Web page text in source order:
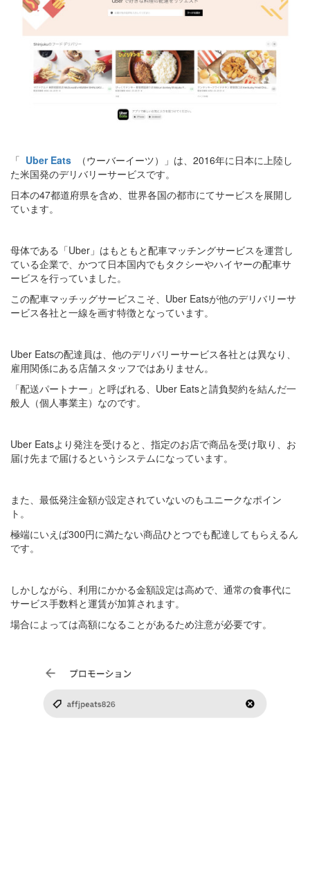
「 Uber Eats
（ウーバーイーツ）」は、2016年に日本に上陸し
た米国発のデリバリーサービスです。
日本の47都道府県を含め、世界各国の都市にてサービスを展開し
ています。
母体である「Uber」はもともと配車マッチングサービスを運営し
ている企業で、かつて日本国内でもタクシーやハイヤーの配車サ
ービスを行っていました。
この配車マッチッグサービスこそ、Uber Eatsが他のデリバリーサ
ービス各社と一線を画す特徴となっています。
Uber Eatsの配達員は、他のデリバリーサービス各社とは異なり、
雇用関係にある店舗スタッフではありません。
「配送パートナー」と呼ばれる、Uber Eatsと請負契約を結んだ一
般人（個人事業主）なのです。
Uber Eatsより発注を受けると、指定のお店で商品を受け取り、お
届け先まで届けるというシステムになっています。
また、最低発注金額が設定されていないのもユニークなポイン
ト。
極端にいえば300円に満たない商品ひとつでも配達してもらえるん
です。
しかしながら、利用にかかる金額設定は高めで、通常の食事代に
サービス手数料と運賃が加算されます。
場合によっては高額になることがあるため注意が必要です。